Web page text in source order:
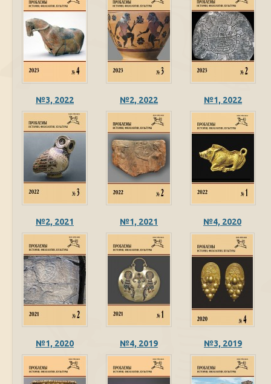
№3, 2022 №2, 2022 №1, 2022
№2, 2021 №1, 2021 №4, 2020
№1, 2020 №4, 2019 №3, 2019